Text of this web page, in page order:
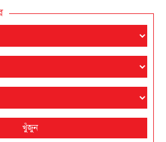
খুঁজুন